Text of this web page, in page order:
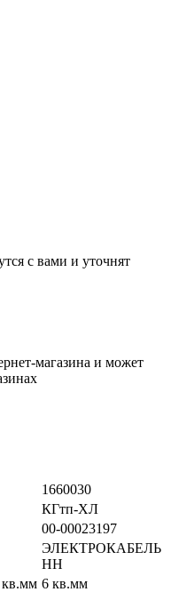
с вами и уточнят
магазина и может
1660030
КГтп-ХЛ
00-00023197
ЭЛЕКТРОКАБЕЛЬ
НН
кв.мм 6 кв.мм